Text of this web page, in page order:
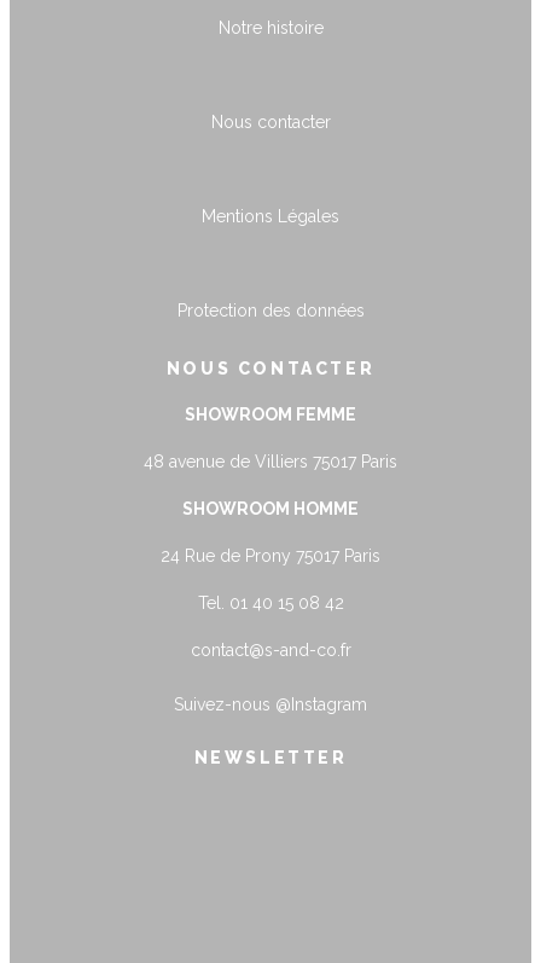
Notre histoire
Nous contacter
Mentions Légales
Protection des données
NOUS CONTACTER
SHOWROOM FEMME
48 avenue de Villiers 75017 Paris
SHOWROOM HOMME
24 Rue de Prony 75017 Paris
Tel. 01 40 15 08 42
contact@s-and-co.fr
Suivez-nous @Instagram
NEWSLETTER